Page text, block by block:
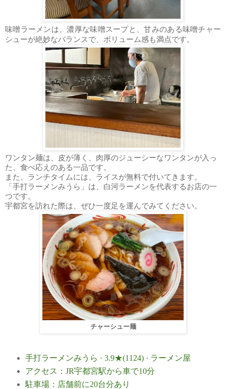
味噌ラーメンは、濃厚な味噌スープと、甘みのある味噌チャー
シューが絶妙なバランスで、ボリューム感も満点です。
ワンタン麺は、皮が薄く、肉厚のジューシーなワンタンが入っ
た、食べ応えのある一品です。
また、ランチタイムには、ライスが無料で付いてきます。
「手打ラーメンみうら」は、白河ラーメンを代表するお店の一
つです。
宇都宮を訪れた際は、ぜひ一度足を運んでみてください。
チャーシュー麺
手打ラーメンみうら · 3.9★(1124) · ラーメン屋
アクセス： JR宇都宮駅から車で10分
駐車場：店舗前に20台分あり